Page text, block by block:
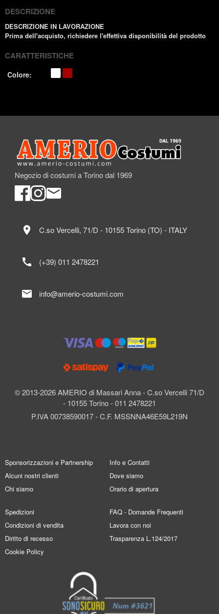
DESCRIZIONE
DESCRIZIONE IN LAVORAZIONE
Prima dell'acquisto, richiedere l'effettiva disponibilità del prodotto
CARATTERISTICHE
Colore:
Negozio di costumi a Torino dal 1969
© 2013-2026 AMERIO di Massari Anna - C.so Vercelli 71/D
- 10155 Torino - 011 2478221
P.IVA 00738590017 - C.F. MSSNNA46E59L219N
location_on C.so Vercelli, 71/D - 10155 Torino (TO) - ITALY
call (+39) 011 2478221
mail info@amerio-costumi.com
Sponsorizzazioni e Partnership
Alcuni nostri clienti
Chi siamo
Info e Contatti
Dove siamo
Orario di apertura
Spedizioni
Condizioni di vendita
Diritto di recesso
Cookie Policy
FAQ - Domande Frequenti
Lavora con noi
Trasparenza L.124/2017